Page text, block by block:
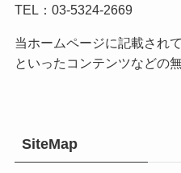
TEL：03-5324-2669
当ホームページに記載され
といったコンテンツなどの
SiteMap